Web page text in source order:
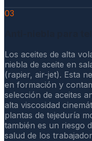
03
Los aceites de alta
niebla de aceite en
(rapier, air-jet). Esta
en formación y
selección de aceites
alta viscosidad
plantas de tejeduría
también es un riesgo
salud de los